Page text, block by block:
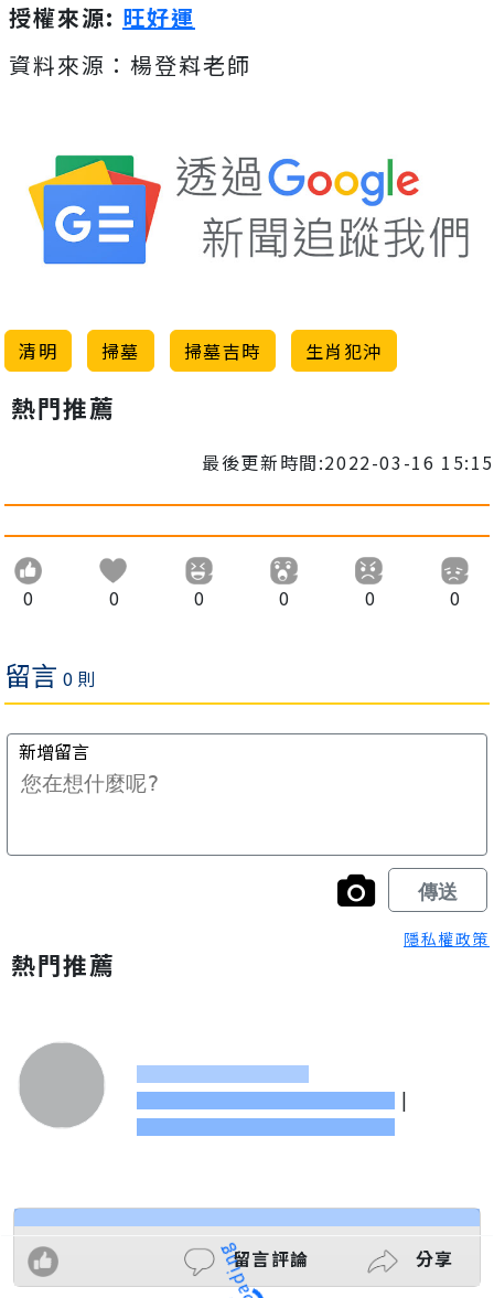
授權來源: 旺好運
資料來源：楊登嵙老師
清明 掃墓 掃墓吉時 生肖犯沖
熱門推薦
最後更新時間:2022-03-16 15:15
0 0 0 0 0 0
隱私權政策
熱門推薦
|
留言評論 分享